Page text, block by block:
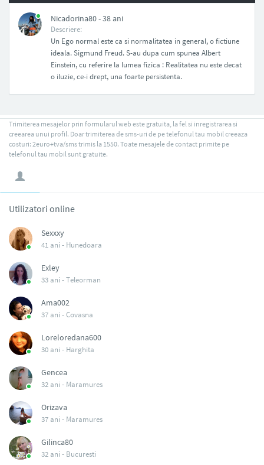
Nicadorina80 - 38 ani
Descriere:
Un Ego normal este ca si normalitatea in general, o fictiune
ideala. Sigmund Freud. S-au dupa cum spunea Albert
Einstein, cu referire la lumea fizica : Realitatea nu este decat
o iluzie, ce-i drept, una foarte persistenta.
Trimiterea mesajelor prin formularul web este gratuita, la fel si inregistrarea si
creearea unui profil. Doar trimiterea de sms-uri de pe telefonul tau mobil creeaza
costuri: 2euro+tva/sms trimis la 1550. Toate mesajele de contact primite pe
telefonul tau mobil sunt gratuite.
Utilizatori online
Sexxxy
41 ani - Hunedoara
Exley
33 ani -Teleorman
Ama002
37 ani -Covasna
Loreloredana600
30 ani - Harghita
Gencea
32 ani - Maramures
Orizava
37 ani - Maramures
Gilinca80
32 ani - Bucuresti